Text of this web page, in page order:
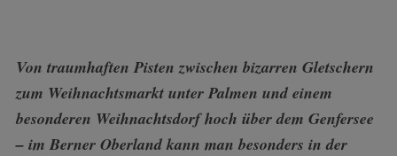
Von traumhaften Pisten zwischen bizarren Gletschern
zum Weihnachtsmarkt unter Palmen und einem
besonderen Weihnachtsdorf hoch über dem Genfersee
– im Berner Oberland kann man besonders in der